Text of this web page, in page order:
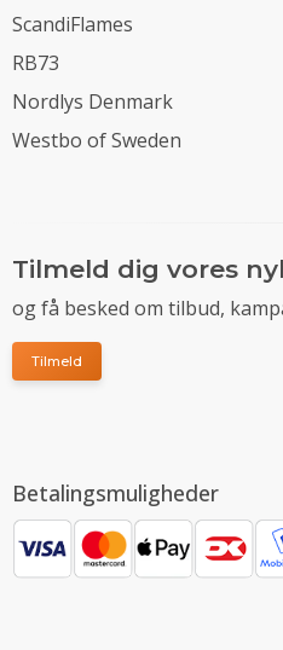
ScandiFlames
RB73
Nordlys Denmark
Westbo of Sweden
Tilmeld dig vores
og få besked om tilbud,
Tilmeld
Betalingsmuligheder